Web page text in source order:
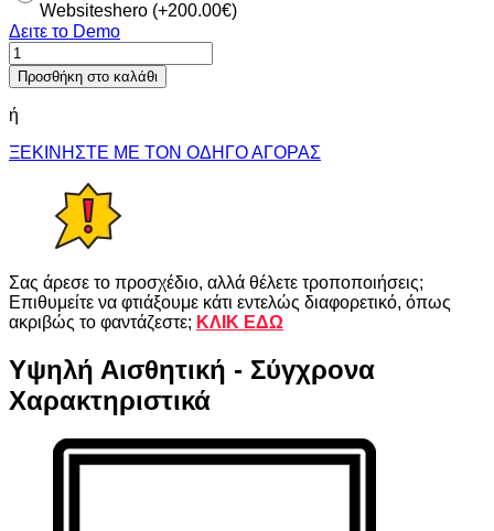
Websiteshero (+200.00€)
Δειτε το Demo
Prosper
ποσότητα
Προσθήκη στο καλάθι
ή
ΞΕΚΙΝΗΣΤΕ ΜΕ ΤΟΝ ΟΔΗΓΟ ΑΓΟΡΑΣ
Σας άρεσε το προσχέδιο, αλλά θέλετε τροποποιήσεις;
Επιθυμείτε να φτιάξουμε κάτι εντελώς διαφορετικό, όπως
ακριβώς το φαντάζεστε; ΚΛΙΚ ΕΔΩ
Υψηλή Αισθητική - Σύγχρονα
Χαρακτηριστικά